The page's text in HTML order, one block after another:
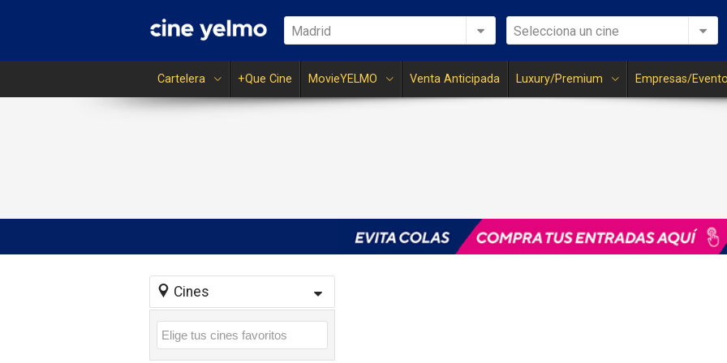
Madrid Selecciona un cine
Cartelera +Que Cine MovieYELMO Venta Anticipada Luxury/Premium Empresas/
Cines